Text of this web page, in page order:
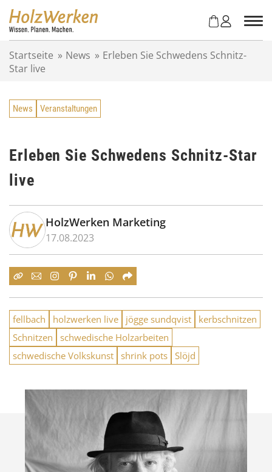
Startseite » News » Erleben Sie Schwedens Schnitz-
Star live
News Veranstaltungen
Erleben Sie Schwedens Schnitz-Star
live
HolzWerken Marketing
17.08.2023
fellbach holzwerken live jögge sundqvist
kerbschnitzen
Schnitzen
schwedische Holzarbeiten
schwedische Volkskunst shrink pots Slöjd